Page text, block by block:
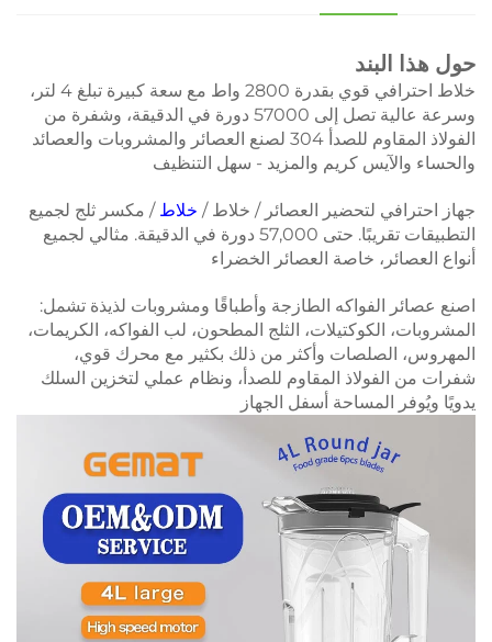
حول هذا البند
خلاط احترافي قوي بقدرة 2800 واط مع سعة كبيرة تبلغ 4 لتر،
وسرعة عالية تصل إلى 57000 دورة في الدقيقة، وشفرة من
الفولاذ المقاوم للصدأ 304 لصنع العصائر والمشروبات والعصائد
والحساء والآيس كريم والمزيد - سهل التنظيف
جهاز احترافي لتحضير العصائر / خلاط / خلاط/ مكسر ثلج لجميع
التطبيقات تقريبًا. حتى 57,000 دورة في الدقيقة. مثالي لجميع
أنواع العصائر، خاصة العصائر الخضراء
اصنع عصائر الفواكه الطازجة وأطباقًا ومشروبات لذيذة تشمل:
المشروبات، الكوكتيلات، الثلج المطحون، لب الفواكه، الكريمات،
المهروس، الصلصات وأكثر من ذلك بكثير مع محرك قوي،
شفرات من الفولاذ المقاوم للصدأ، ونظام عملي لتخزين السلك
يدويًا ويُوفر المساحة أسفل الجهاز